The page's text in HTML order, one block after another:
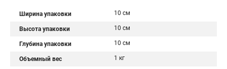
Ширина упаковки 10 см
Высота упаковки 10 см
Глубина упаковки 10 см
Объемный вес 1 кг